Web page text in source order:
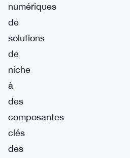
numériques
de
solutions
de
niche
à
des
composantes
clés
des